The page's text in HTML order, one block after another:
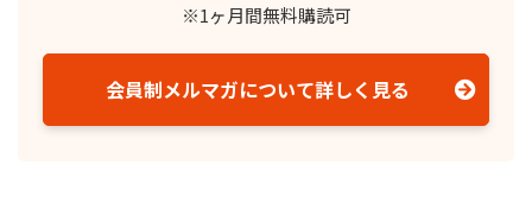
※1ヶ月間無料購読可
会員制メルマガについて詳しく見る